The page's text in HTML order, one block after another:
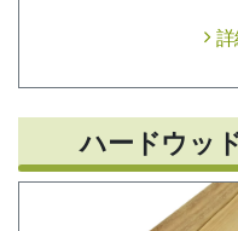
詳
ハードウッ